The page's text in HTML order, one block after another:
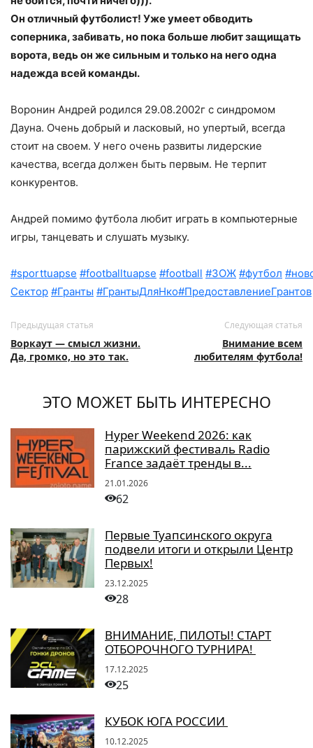
Он отличный футболист! Уже умеет обводить
соперника, забивать, но пока больше любит защищать
ворота, ведь он же сильным и только на него одна
надежда всей команды.
Воронин Андрей родился 29.08.2002г с синдромом
Дауна. Очень добрый и ласковый, но упертый, всегда
стоит на своем. У него очень развиты лидерские
качества, всегда должен быть первым. Не терпит
конкурентов.
Андрей помимо футбола любит играть в компьютерные
игры, танцевать и слушать музыку.
#sporttuapse #footballtuapse #football #ЗОЖ #футбол
Сектор #Гранты #ГрантыДляНко#ПредоставлениеГрантов
Предыдущая статья
Воркаут — смысл жизни.
Да, громко, но это так.
Следующая статья
Внимание всем
любителям футбола!
ЭТО МОЖЕТ БЫТЬ ИНТЕРЕСНО
Hyper Weekend 2026: как
парижский фестиваль Radio
France задаёт тренды в...
21.01.2026
62
Первые Туапсинского округа
подвели итоги и открыли Центр
Первых!
23.12.2025
28
ВНИМАНИЕ, ПИЛОТЫ! СТАРТ
ОТБОРОЧНОГО ТУРНИРА!
17.12.2025
25
КУБОК ЮГА РОССИИ
10.12.2025